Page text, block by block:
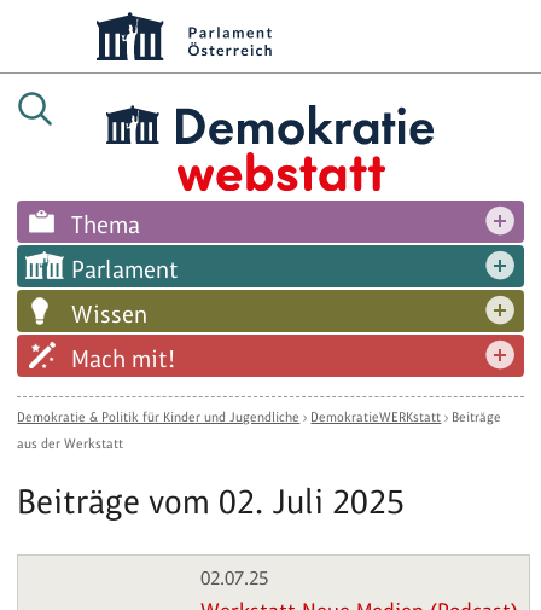
Thema
Parlament
Wissen
Mach mit!
Demokratie & Politik für Kinder und Jugendliche › DemokratieWERKstatt › Beiträge
aus der Werkstatt
Beiträge vom 02. Juli 2025
02.07.25